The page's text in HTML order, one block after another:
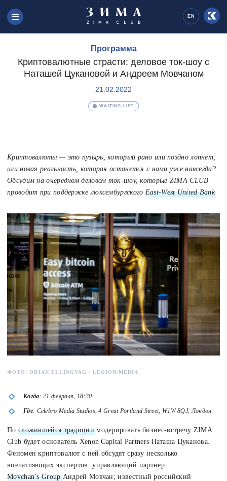
EN
Программа
Криптовалютные страсти: деловое ток-шоу с
Наташей Цукановой и Андреем Мовчаном
21.02.2022
WAITING LIST
Криптовалюты — это пузырь, который рано или поздно лопнет,
или новая реальность, которая останется с нами уже навсегда?
Обсудим на очередном деловом ток-шоу, которые ZIMA CLUB
проводит при поддержке люксембургского East-West United Bank.
ФОТО: ORJAN ELLINGVAG / LEGION-MEDIA
Когда: 21 февраля, 18:30
Где: Celebro Media Studios, 4 Great Portland Street, W1W 8QJ, Лондон
По сложившейся традициимодерировать бизнес-встречу ZIMA
Club будет основатель Xenon Capital Partners Наташа Цуканова.
Феномен криптовалют с ней обсудят сразу несколько
впечатляющих экспертов: управляющий партнер
Movchan’s GroupАндрей Мовчан; известный российский